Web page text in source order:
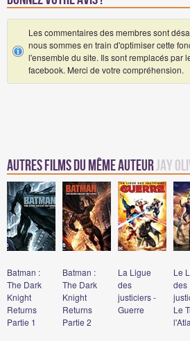
Les commentaires des membres sont
nous sommes en train d'optimiser cette
l'ensemble du site. Ils sont remplacés par
facebook. Merci de votre compréhension.
Autres Films du même auteurJay
Batman :
The Dark
Knight
Returns
Partie 1
Batman :
The Dark
Knight
Returns
Partie 2
La Ligue
des
justiciers -
Guerre
Le
des
Le